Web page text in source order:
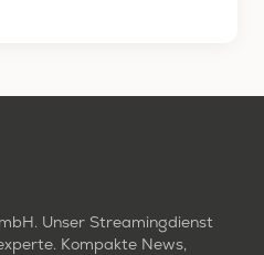
Unser Streamingdienst
Kompakte News,